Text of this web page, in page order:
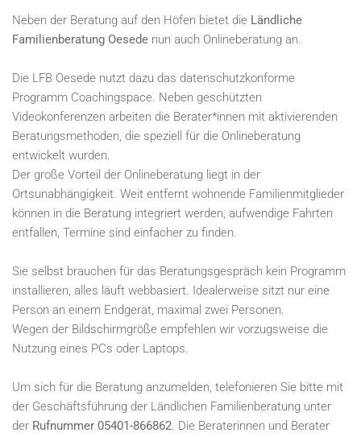
Neben der Beratung auf den Höfen bietet die Ländliche
Familienberatung Oesede nun auch Onlineberatung an.
Die LFB Oesede nutzt dazu das datenschutzkonforme
Programm Coachingspace. Neben geschützten
Videokonferenzen arbeiten die Berater*innen mit aktivierenden
Beratungsmethoden, die speziell für die Onlineberatung
entwickelt wurden.
Der große Vorteil der Onlineberatung liegt in der
Ortsunabhängigkeit. Weit entfernt wohnende Familienmitglieder
können in die Beratung integriert werden, aufwendige Fahrten
entfallen, Termine sind einfacher zu finden.
Sie selbst brauchen für das Beratungsgespräch kein Programm
installieren, alles läuft webbasiert. Idealerweise sitzt nur eine
Person an einem Endgerät, maximal zwei Personen.
Wegen der Bildschirmgröße empfehlen wir vorzugsweise die
Nutzung eines PCs oder Laptops.
Um sich für die Beratung anzumelden, telefonieren Sie bitte mit
der Geschäftsführung der Ländlichen Familienberatung unter
der Rufnummer 05401-866862. Die Beraterinnen und Berater